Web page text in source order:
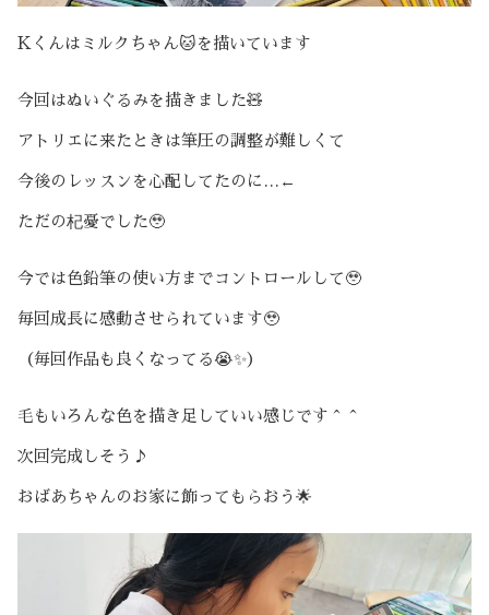
Kくんはミルクちゃん🐱を描いています
今回はぬいぐるみを描きました🧸
アトリエに来たときは筆圧の調整が難しくて
今後のレッスンを心配してたのに…←
ただの杞憂でした🥹
今では色鉛筆の使い方までコントロールして🥹
毎回成長に感動させられています🥹
（毎回作品も良くなってる😭✨）
毛もいろんな色を描き足していい感じです＾＾
次回完成しそう♪
おばあちゃんのお家に飾ってもらおう🌟